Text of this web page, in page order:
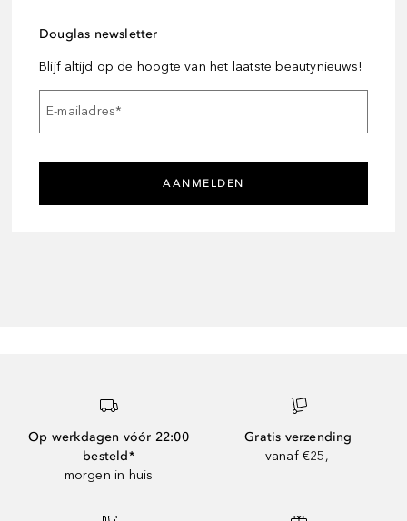
Douglas newsletter
Blijf altijd op de hoogte van het laatste beautynieuws!
E-mailadres*
AANMELDEN
Op werkdagen vóór 22:00
besteld*
morgen in huis
Gratis verzending
vanaf €25,-